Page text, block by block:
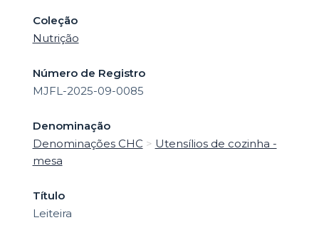
Coleção
Nutrição
Número de Registro
MJFL-2025-09-0085
Denominação
Denominações CHC > Utensílios de cozinha -
mesa
Título
Leiteira